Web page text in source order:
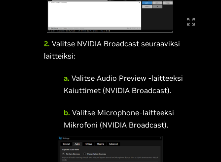
2.Valitse NVIDIA Broadcast seuraaviksi
laitteiksi:
a.Valitse Audio Preview -laitteeksi
Kaiuttimet (NVIDIA Broadcast).
b.Valitse Microphone-laitteeksi
Mikrofoni (NVIDIA Broadcast).